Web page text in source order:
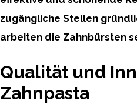
zugängliche Stellen
arbeiten die Zahnbürsten
Qualität und
Zahnpasta